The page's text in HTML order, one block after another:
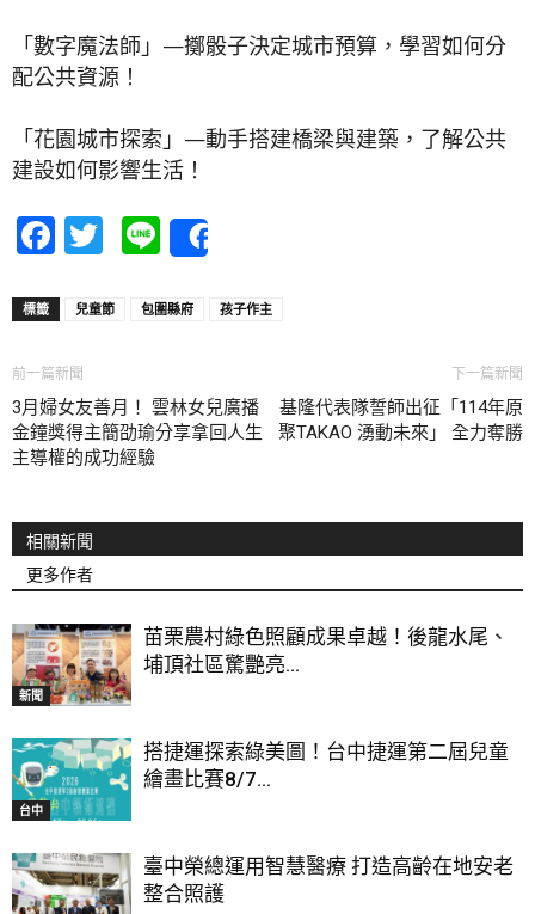
「數字魔法師」—擲骰子決定城市預算，學習如何分
配公共資源！
「花園城市探索」—動手搭建橋梁與建築，了解公共
建設如何影響生活！
Facebook
Twitter
Line
標籤 兒童節 包圍縣府 孩子作主
前一篇新聞
3月婦女友善月！ 雲林女兒廣播
金鐘獎得主簡劭瑜分享拿回人生
主導權的成功經驗
下一篇新聞
基隆代表隊誓師出征「114年原
聚TAKAO 湧動未來」 全力奪勝
相關新聞
更多作者
新聞
苗栗農村綠色照顧成果卓越！後龍水尾、
埔頂社區驚艷亮...
台中
搭捷運探索綠美圖！台中捷運第二屆兒童
繪畫比賽8/7...
臺中榮總運用智慧醫療 打造高齡在地安老
整合照護